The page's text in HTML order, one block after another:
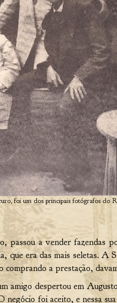
foi um dos principais fotógrafos do
passou a vender fazendas
que era das mais seletas. A
comprando a prestação,
amigo despertou em
negócio foi aceito, e nessa